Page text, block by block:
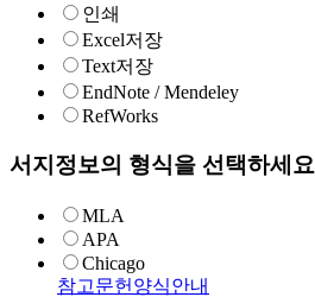
인쇄
Excel저장
Text저장
EndNote / Mendeley
RefWorks
서지정보의 형식을 선택하세요
MLA
APA
Chicago
참고문헌양식안내